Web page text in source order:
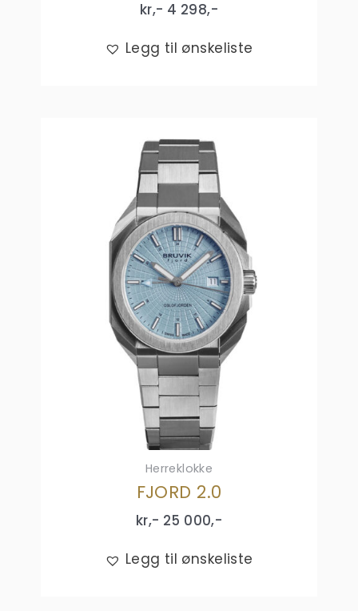
kr,- 4 298,-
Legg til ønskeliste
Herreklokke
FJORD 2.0
kr,- 25 000,-
Legg til ønskeliste